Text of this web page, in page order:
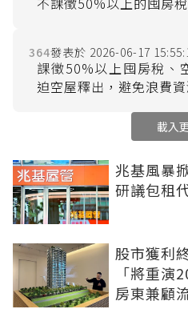
364 2026-06-17
課徵50%以上囤房稅、
載入
兆基風暴
研議包租
股市獲利
「將重演
房東兼顧